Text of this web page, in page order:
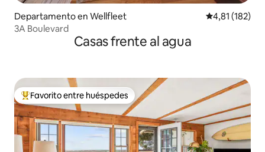
Departamento en Wellfleet Calificación
4,81 (182)
3A Boulevard
Casas frente al agua
Favorito entre los huéspedes más destacados
Favorito entre huéspedes